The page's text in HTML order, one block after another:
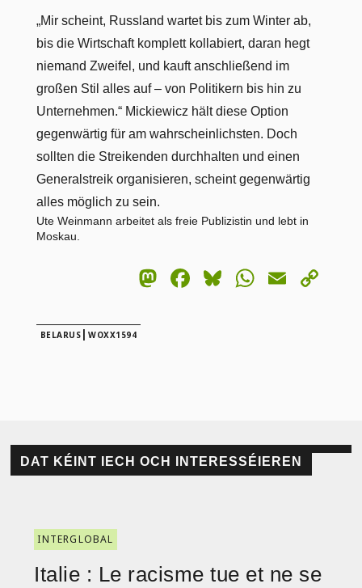
„Mir scheint, Russland wartet bis zum Winter ab,
bis die Wirtschaft komplett kollabiert, daran hegt
niemand Zweifel, und kauft anschließend im
großen Stil alles auf – von Politikern bis hin zu
Unternehmen.“ Mickiewicz hält diese Option
gegenwärtig für am wahrscheinlichsten. Doch
sollten die Streikenden durchhalten und einen
Generalstreik organisieren, scheint gegenwärtig
alles möglich zu sein.
Ute Weinmann arbeitet als freie Publizistin und lebt in
Moskau.
Mastodon
Facebook
BlueskyEmail
BELARUS |WOXX1594
DAT KÉINT IECH OCH INTERESSÉIEREN
INTERGLOBAL
Italie : Le racisme tue et ne se